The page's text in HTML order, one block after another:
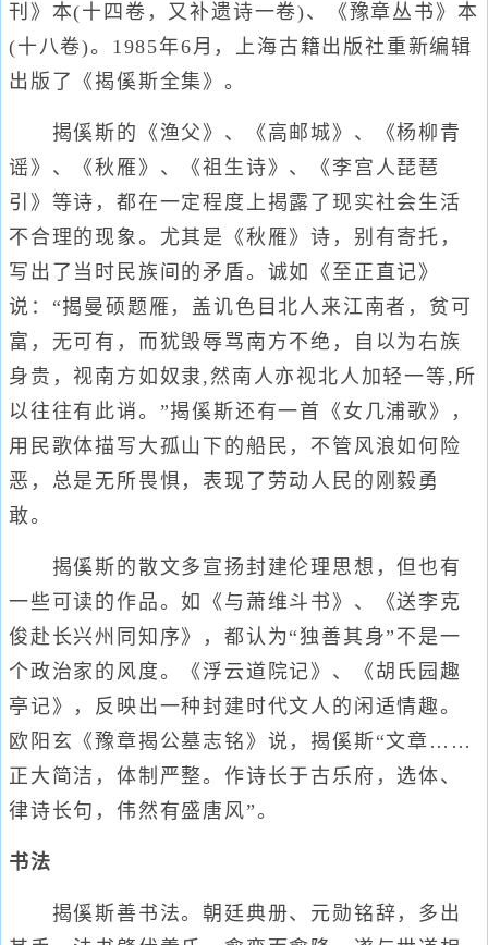
刊》本(十四卷，又补遗诗一卷)、《豫章丛书》本
(十八卷)。1985年6月，上海古籍出版社重新编辑
出版了《揭傒斯全集》。
揭傒斯的《渔父》、《高邮城》、《杨柳青
谣》、《秋雁》、《祖生诗》、《李宫人琵琶
引》等诗，都在一定程度上揭露了现实社会生活
不合理的现象。尤其是《秋雁》诗，别有寄托，
写出了当时民族间的矛盾。诚如《至正直记》
说：“揭曼硕题雁，盖讥色目北人来江南者，贫可
富，无可有，而犹毁辱骂南方不绝，自以为右族
身贵，视南方如奴隶,然南人亦视北人加轻一等,所
以往往有此诮。”揭傒斯还有一首《女几浦歌》，
用民歌体描写大孤山下的船民，不管风浪如何险
恶，总是无所畏惧，表现了劳动人民的刚毅勇
敢。
揭傒斯的散文多宣扬封建伦理思想，但也有
一些可读的作品。如《与萧维斗书》、《送李克
俊赴长兴州同知序》，都认为“独善其身”不是一
个政治家的风度。《浮云道院记》、《胡氏园趣
亭记》，反映出一种封建时代文人的闲适情趣。
欧阳玄《豫章揭公墓志铭》说，揭傒斯“文章……
正大简洁，体制严整。作诗长于古乐府，选体、
律诗长句，伟然有盛唐风”。
书法
揭傒斯善书法。朝廷典册、元勋铭辞，多出